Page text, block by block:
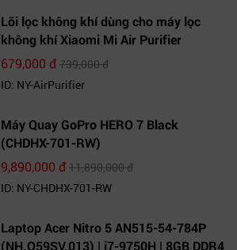
Lõi lọc không khí dùng cho máy lọc
không khí Xiaomi Mi Air Purifier
679,000 đ739,000 đ
ID: NY-AirPurifier
Máy Quay GoPro HERO 7 Black
(CHDHX-701-RW)
9,890,000 đ11,890,000 đ
ID: NY-CHDHX-701-RW
Laptop Acer Nitro 5 AN515-54-784P
(NH.Q59SV.013) | i7-9750H | 8GB DDR4